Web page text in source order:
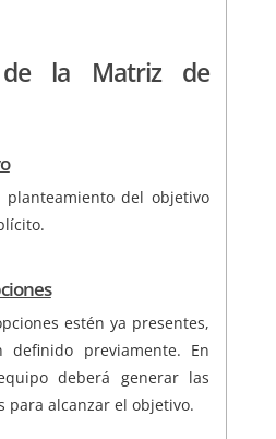
de la Matriz de
del objetivo
estén ya presentes,
previamente. En
deberá generar las
para alcanzar el objetivo.